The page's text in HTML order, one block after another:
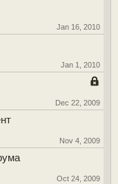
Jan 16, 2010
Jan 1, 2010
Dec 22, 2009
Nov 4, 2009
Oct 24, 2009